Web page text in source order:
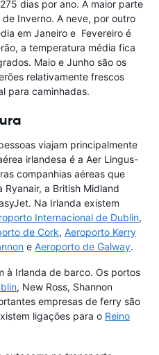
dias por ano. A maior parte
Inverno. A neve, por outro
em Janeiro e Fevereiro é
a temperatura média fica
Maio e Junho são os
relativamente frescos
para caminhadas.
viajam principalmente
irlandesa é a Aer Lingus-
companhias aéreas que
a British Midland
Na Irlanda existem
Internacional de Dublin,
de Cork, Aeroporto Kerry
e Aeroporto de Galway.
à Irlanda de barco. Os portos
, New Ross, Shannon
empresas de ferry são
ligações para o Reino